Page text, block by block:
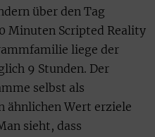
über den Tag
Minuten Scripted Reality
liege der
9 Stunden. Der
selbst als
ähnlichen Wert erziele
sieht, dass